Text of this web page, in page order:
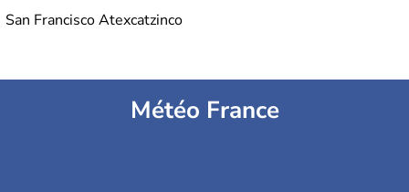
San Francisco Atexcatzinco
Météo France